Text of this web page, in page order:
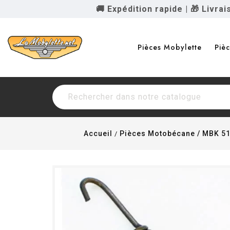
🚚 Expédition rapide | 🎁
Pièces Mobylette
Accueil Pièces Motobécane / MBK